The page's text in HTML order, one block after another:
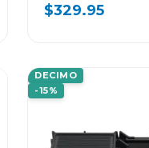
$329.95
DECIMO
-15%